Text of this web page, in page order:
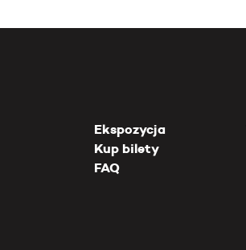
Ekspozycja
Kup bilety
FAQ